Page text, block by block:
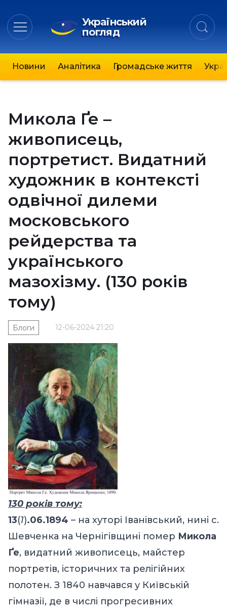
Український
погляд
Новини Аналітика Громадське життя
Микола Ґе –
живописець,
портретист. Видатний
художник в контексті
одвічної дилеми
московського
рейдерства та
українського
мазохізму. (130 років
тому)
12-06-2024 21:20
Блоги
130 років тому:
13(1).06.1894 – на хуторі Іванівський, нині с.
Шевченка на Чернігівщині помер Микола
Ґе, видатний живописець, майстер
портретів, історичних та релігійних
полотен. З 1840 навчався у Київській
гімназії, де в числі прогресивних